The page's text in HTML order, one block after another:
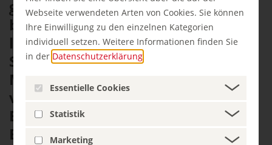
Webseite verwendeten Arten von Cookies. Sie können
Ihre Einwilligung zu den einzelnen Kategorien
individuell setzen. Weitere Informationen finden Sie
in der Datenschutzerklärung
Essentielle Cookies
Statistik
Marketing
großgeschrieben. Ob das nun am
berühmten weiß-blauen Himmel
liegt oder an den Schönheiten der
Stadt, ist gar nicht so wichtig - der
Münchener zeigt sich immer gern
von seiner besten Seite, ob im
Biergarten, auf den prächtigen
Boulevards oder im Stadion des FC